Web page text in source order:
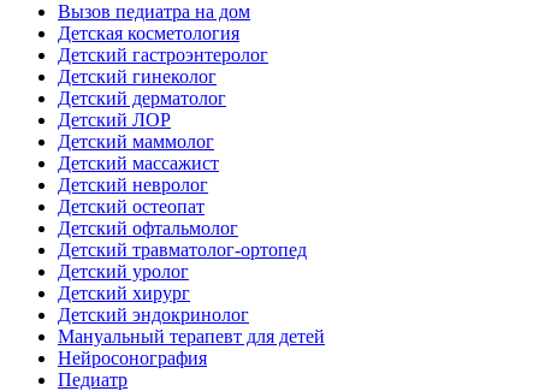
Вызов педиатра на дом
Детская косметология
Детский гастроэнтеролог
Детский гинеколог
Детский дерматолог
Детский ЛОР
Детский маммолог
Детский массажист
Детский невролог
Детский остеопат
Детский офтальмолог
Детский травматолог-ортопед
Детский уролог
Детский хирург
Детский эндокринолог
Мануальный терапевт для детей
Нейросонография
Педиатр